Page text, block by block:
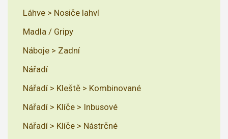
Láhve > Nosiče lahví
Madla / Gripy
Náboje > Zadní
Nářadí
Nářadí > Kleště > Kombinované
Nářadí > Klíče > Inbusové
Nářadí > Klíče > Nástrčné